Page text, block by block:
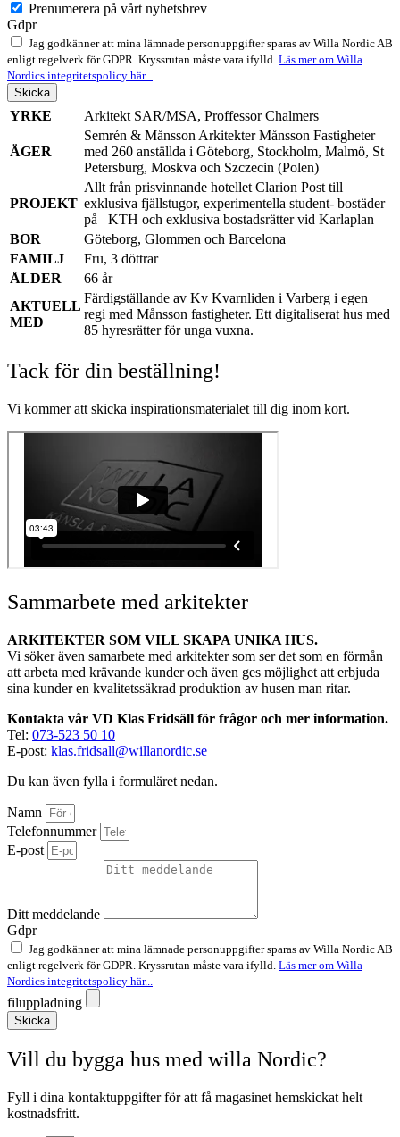
Prenumerera på vårt nyhetsbrev
Gdpr
Jag godkänner att mina lämnade personuppgifter sparas av Willa Nordic AB
enligt regelverk för GDPR. Kryssrutan måste vara ifylld. Läs mer om Willa
Nordics integritetspolicy här...
Skicka
YRKE Arkitekt SAR/MSA, Proffessor Chalmers
ÄGER
Semrén & Månsson Arkitekter Månsson Fastigheter
med 260 anställda i Göteborg, Stockholm, Malmö, St
Petersburg, Moskva och Szczecin (Polen)
PROJEKT
Allt från prisvinnande hotellet Clarion Post till
exklusiva fjällstugor, experimentella student- bostäder
på KTH och exklusiva bostadsrätter vid Karlaplan
BOR
Göteborg, Glommen och Barcelona
FAMILJ
Fru, 3 döttrar
ÅLDER
66 år
AKTUELL
MED
Färdigställande av Kv Kvarnliden i Varberg i egen
regi med Månsson fastigheter. Ett digitaliserat hus med
85 hyresrätter för unga vuxna.
Tack för din beställning!
Vi kommer att skicka inspirationsmaterialet till dig inom kort.
Sammarbete med arkitekter
ARKITEKTER SOM VILL SKAPA UNIKA HUS.
Vi söker även samarbete med arkitekter som ser det som en förmån
att arbeta med krävande kunder och även ges möjlighet att erbjuda
sina kunder en kvalitetssäkrad produktion av husen man ritar.
Kontakta vår VD Klas Fridsäll för frågor och mer information.
Tel: 073-523 50 10
E-post: klas.fridsall@willanordic.se
Du kan även fylla i formuläret nedan.
Namn
Telefonnummer
E-post
Ditt meddelande
Gdpr
Jag godkänner att mina lämnade personuppgifter sparas av Willa Nordic AB
enligt regelverk för GDPR. Kryssrutan måste vara ifylld. Läs mer om Willa
Nordics integritetspolicy här...
filuppladning
Skicka
Vill du bygga hus med willa Nordic?
Fyll i dina kontaktuppgifter för att få magasinet hemskickat helt
kostnadsfritt.